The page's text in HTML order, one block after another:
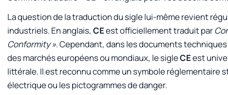
La question de la traduction du sigle lui-même revient
industriels. En anglais, CEest officiellement traduit par
Conformity ». Cependant, dans les documents
des marchés européens ou mondiaux, le sigleCEest
littérale. Il est reconnu comme un symbole réglementaire
électrique ou les pictogrammes de danger.